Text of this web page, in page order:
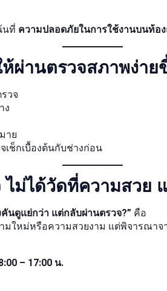
นที่ ความปลอดภัยในการใช้งานบนท้อ
ห้ผ่านตรวจสภาพง่าย
วจ
ง
าย
เช็กเบื้องต้นกับช่างก่อน
ไม่ได้วัดที่ความสวย
นดูแย่กว่า แต่กลับผ่านตรวจ?” คือ
มใหม่หรือความสวยงาม แต่พิจารณา
– 17:00 น.